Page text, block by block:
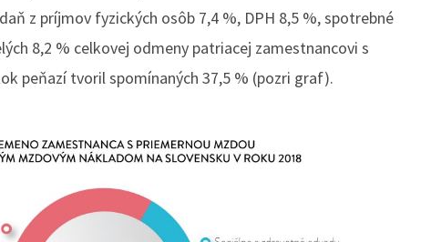
z príjmov fyzických osôb 7,4 %, DPH 8,5 %, spotrebné
8,2 % celkovej odmeny patriacej zamestnancovi s
peňazí tvoril spomínaných 37,5 % (pozri graf).